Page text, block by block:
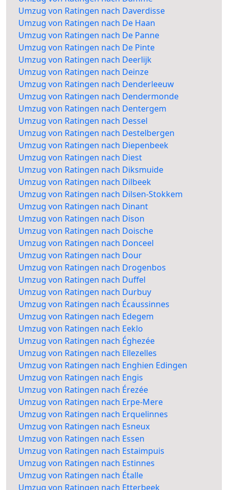
Umzug von Ratingen nach Daverdisse
Umzug von Ratingen nach De Haan
Umzug von Ratingen nach De Panne
Umzug von Ratingen nach De Pinte
Umzug von Ratingen nach Deerlijk
Umzug von Ratingen nach Deinze
Umzug von Ratingen nach Denderleeuw
Umzug von Ratingen nach Dendermonde
Umzug von Ratingen nach Dentergem
Umzug von Ratingen nach Dessel
Umzug von Ratingen nach Destelbergen
Umzug von Ratingen nach Diepenbeek
Umzug von Ratingen nach Diest
Umzug von Ratingen nach Diksmuide
Umzug von Ratingen nach Dilbeek
Umzug von Ratingen nach Dilsen-Stokkem
Umzug von Ratingen nach Dinant
Umzug von Ratingen nach Dison
Umzug von Ratingen nach Doische
Umzug von Ratingen nach Donceel
Umzug von Ratingen nach Dour
Umzug von Ratingen nach Drogenbos
Umzug von Ratingen nach Duffel
Umzug von Ratingen nach Durbuy
Umzug von Ratingen nach Écaussinnes
Umzug von Ratingen nach Edegem
Umzug von Ratingen nach Eeklo
Umzug von Ratingen nach Éghezée
Umzug von Ratingen nach Ellezelles
Umzug von Ratingen nach Enghien Edingen
Umzug von Ratingen nach Engis
Umzug von Ratingen nach Érezée
Umzug von Ratingen nach Erpe-Mere
Umzug von Ratingen nach Erquelinnes
Umzug von Ratingen nach Esneux
Umzug von Ratingen nach Essen
Umzug von Ratingen nach Estaimpuis
Umzug von Ratingen nach Estinnes
Umzug von Ratingen nach Étalle
Umzug von Ratingen nach Etterbeek